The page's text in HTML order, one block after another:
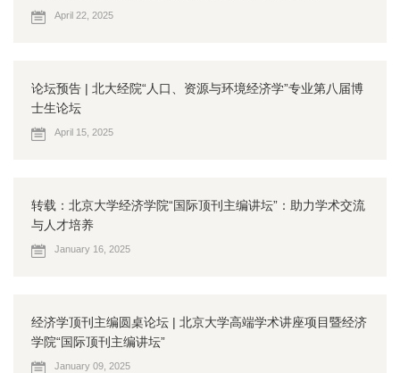
April 22, 2025
论坛预告 | 北大经院“人口、资源与环境经济学”专业第八届博
士生论坛
April 15, 2025
转载：北京大学经济学院“国际顶刊主编讲坛”：助力学术交流
与人才培养
January 16, 2025
经济学顶刊主编圆桌论坛 | 北京大学高端学术讲座项目暨经济
学院“国际顶刊主编讲坛”
January 09, 2025